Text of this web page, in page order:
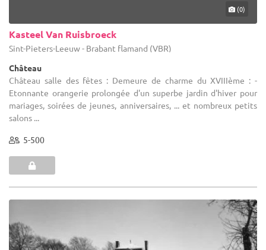
(0)
Kasteel Van Ruisbroeck
Sint-Pieters-Leeuw - Brabant flamand (VBR)
Château
Château salle des fêtes : Demeure de charme du XVIIIème : -
Etonnante orangerie prolongée d'un superbe jardin d'hiver pour
mariages, soirées de jeunes, anniversaires, ... et nombreux petits
salons ...
5-500